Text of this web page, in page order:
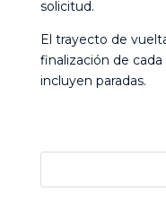
solicitud.
El trayecto de
finalización de
incluyen paradas.